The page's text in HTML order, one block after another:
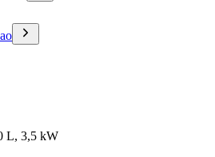
L, 3,5 kW